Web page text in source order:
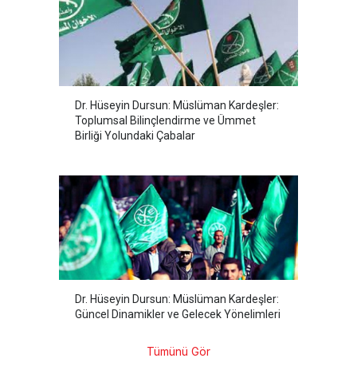
Dr. Hüseyin Dursun: Müslüman Kardeşler:
Toplumsal Bilinçlendirme ve Ümmet
Birliği Yolundaki Çabalar
Dr. Hüseyin Dursun: Müslüman Kardeşler:
Güncel Dinamikler ve Gelecek Yönelimleri
Tümünü Gör